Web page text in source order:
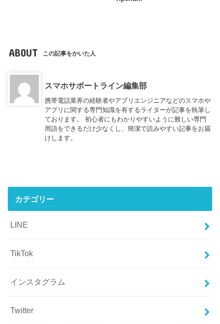
ABOUT この記事をかいた人
スマホサポートライン編集部
携帯電話業界の経験者やアプリエンジニアなどのスマホや
アプリに関する専門知識を有するライターが記事を執筆し
ております。 初心者にもわかりやすいように難しい専門
用語をできるだけ少なくし、簡潔で読みやすい記事をお届
けします。
カテゴリー
LINE
TikTok
インスタグラム
Twitter